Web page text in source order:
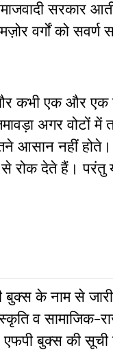
सरकार
वर्गों को सवर्ण
कभी एक और एक
अगर वोटों में
आसान नहीं
रोक देते हैं। परंतु
के नाम से
व सामाजिक-
बुक्‍स की